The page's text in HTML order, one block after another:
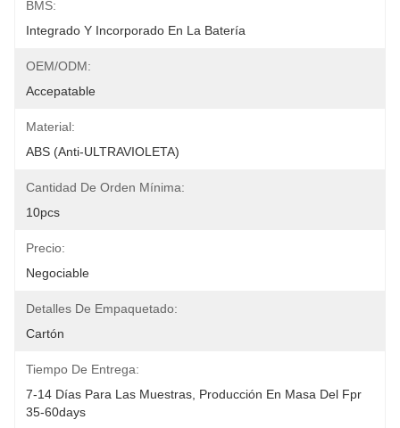
BMS:
Integrado Y Incorporado En La Batería
OEM/ODM:
Accepatable
Material:
ABS (anti-ULTRAVIOLETA)
Cantidad De Orden Mínima:
10pcs
Precio:
Negociable
Detalles De Empaquetado:
Cartón
Tiempo De Entrega:
7-14 Días Para Las Muestras, Producción En Masa Del Fpr
35-60days